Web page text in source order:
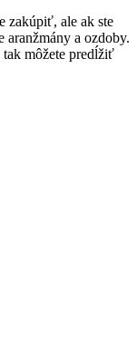
zakúpiť, ale ak ste
aranžmány a ozdoby.
môžete predĺžiť